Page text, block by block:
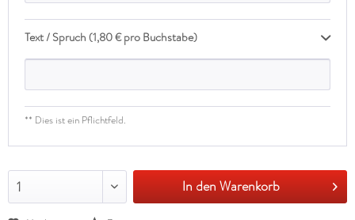
Text / Spruch (1,80 € pro Buchstabe)
** Dies ist ein Pflichtfeld.
1 In den Warenkorb